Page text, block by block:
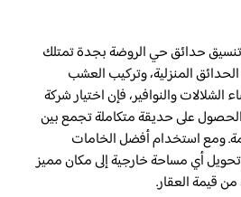
حدائق حي الروضة بجدة تمتلك
المنزلية، وتركيب العشب
الشلالات والنوافير، فإن اختيار شركة
على حديقة متكاملة تجمع بين
ومع استخدام أفضل الخامات
أي مساحة خارجية إلى مكان مميز
قيمة العقار.